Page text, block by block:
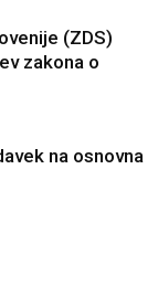
(ZDS)
zakona o
na osnovna